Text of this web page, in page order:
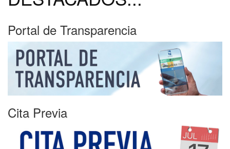
Portal de Transparencia
Cita Previa